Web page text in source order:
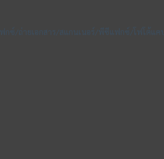
ซ์/ถ่ายเอกสาร/สแกนเนอร์/พีซีแฟกซ์/โฟโต้แค